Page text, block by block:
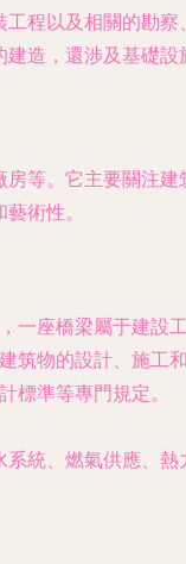
程以及相關的勘
造，還涉及基礎
等。它主要關注
術性。
座橋梁屬于建設
物的設計、施工和
標準等專門規定。
統、燃氣供應、